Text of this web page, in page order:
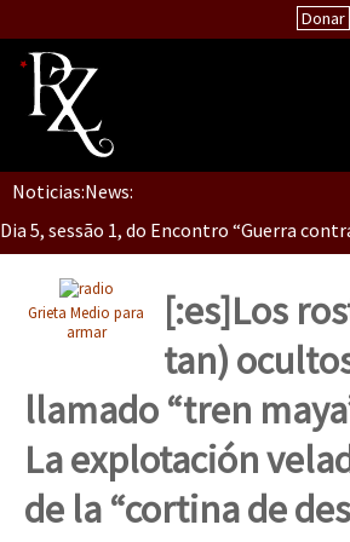
Donar
Inicio
Quiénes Somos
La palabra del EZLN
Encuentros
Chiapas
México
Latinoamérica
Noticias:News:
Dia 5, Sessão 2, Encontro “Guerra contra
Dia 5, sessão 1, do Encontro “Guerra
Dia 4 – Encontro “Guerra contra a
Dia 3 do Encontro “Guerra contra a
Grieta Medio para
armar
[:es]Los
tan)
llamado “tren
La explotación
de la “cortina de